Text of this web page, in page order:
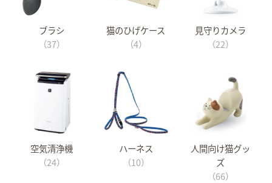
ブラシ
（37）
猫のひげケース
（4）
見守りカメラ
（22）
空気清浄機
（24）
ハーネス
（10）
人間向け猫グッ
ズ
（66）